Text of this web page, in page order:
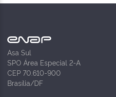
Asa Sul
SPO Área Especial 2-A
CEP 70.610-900
Brasília/DF